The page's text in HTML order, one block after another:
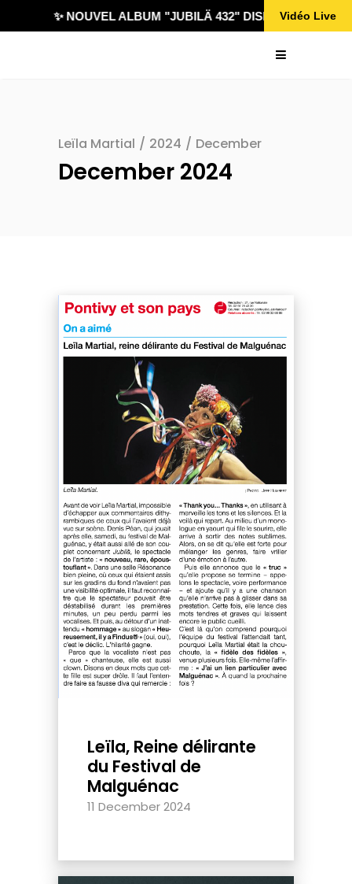
✨ NOUVEL ALBUM "JUBILÄ 432" DISPONIBLE !Vidéo Live
Leïla Martial / 2024 / December
December 2024
Leïla, Reine délirante
du Festival de
Malguénac
11 December 2024